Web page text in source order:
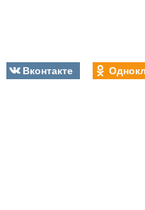
Вконтакте